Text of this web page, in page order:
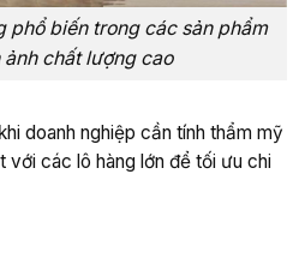
phổ biến trong các sản phẩm
ảnh chất lượng cao
doanh nghiệp cần tính thẩm mỹ
các lô hàng lớn để tối ưu chi